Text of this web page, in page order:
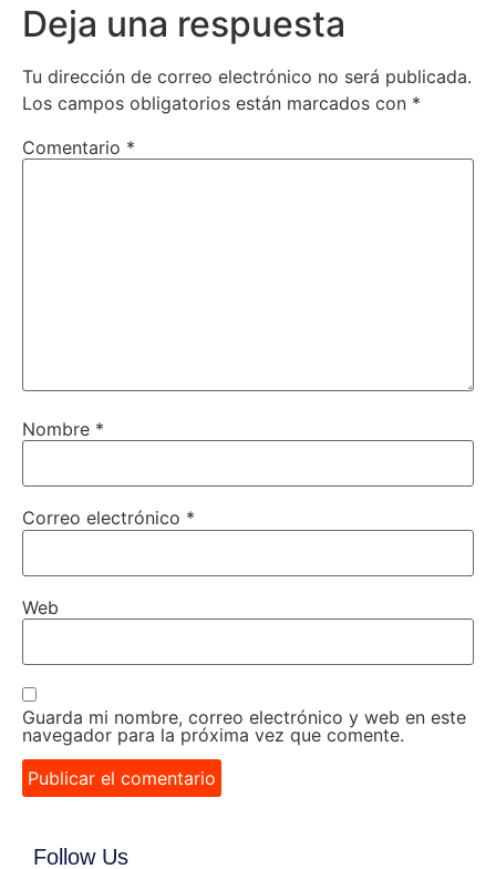
Deja una respuesta
Tu dirección de correo electrónico no será publicada.
Los campos obligatorios están marcados con *
Comentario *
Nombre *
Correo electrónico *
Web
Guarda mi nombre, correo electrónico y web en este
navegador para la próxima vez que comente.
Follow Us